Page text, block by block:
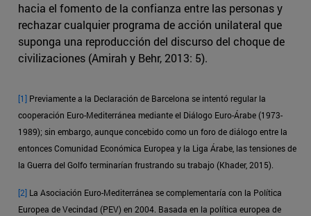
hacia el fomento de la confianza entre las personas y
rechazar cualquier programa de acción unilateral que
suponga una reproducción del discurso del choque de
civilizaciones (Amirah y Behr, 2013: 5).
[1] Previamente a la Declaración de Barcelona se intentó regular la
cooperación Euro-Mediterránea mediante el Diálogo Euro-Árabe (1973-
1989); sin embargo, aunque concebido como un foro de diálogo entre la
entonces Comunidad Económica Europea y la Liga Árabe, las tensiones de
la Guerra del Golfo terminarían frustrando su trabajo (Khader, 2015).
[2] La Asociación Euro-Mediterránea se complementaría con la Política
Europea de Vecindad (PEV) en 2004. Basada en la política europea de